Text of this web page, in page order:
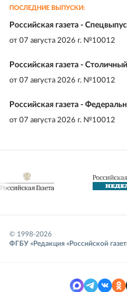
ПОСЛЕДНИЕ ВЫПУСКИ:
Российская газета -
от 07 августа 2026 г. №10012
Российская газета -
от 07 августа 2026 г. №10012
Российская газета -
от 07 августа 2026 г. №10012
© 1998-2026
ФГБУ «Редакция «Российской